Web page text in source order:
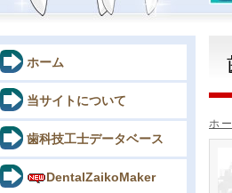
ホ
ホーム
当サイトについて
歯科技工士データベース
DentalZaikoMaker